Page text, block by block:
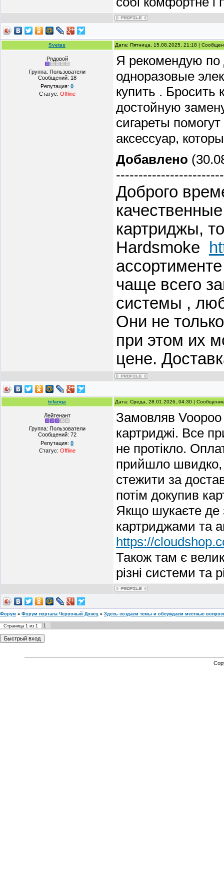
Svetas Дата: Пятница, 15.08.2025, 21:18 |
Рядовой
Группа: Пользователи
Сообщений: 18
Репутация: 0
Статус: Offline
Я рекомендую по
одноразовые
купить .
достойную
сигареты
аксессуар,
Добавлено
Доброго
картриджы,
Нardsmoke
чаще всего
системы ,
Они не
при этом их
цене.
tefanga Дата: Среда, 28.01.2026, 04:30 |
Лейтенант
Группа: Пользователи
Сообщений: 72
Репутация: 0
Статус: Offline
Замовляв Voopoo
картриджі. Все
не протікло.
прийшло швидко,
стежити за
потім докупив
Якщо шукаєте де
картриджами та
https://
Також там є
різні системи та
Форум » Форум портала Червоный Донец » Здесь создаем темы и обсуждаем местные
Страница 1 из 1 1